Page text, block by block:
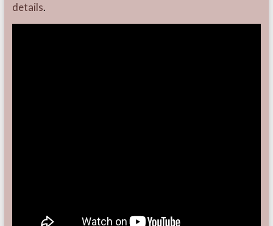
details.